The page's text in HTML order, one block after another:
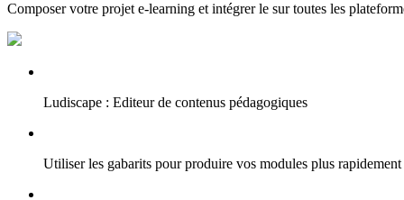
Composer votre projet e-learning et intégrer le sur toutes les
Ludiscape : Editeur de contenus pédagogiques
Utiliser les gabarits pour produire vos modules plus rapidement